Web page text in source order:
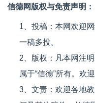
信德网版权与免责声明：
1、投稿：本网欢迎
一稿多投。
2、版权：凡本网注
属于“信德”所有。欢
3、文责：欢迎各地